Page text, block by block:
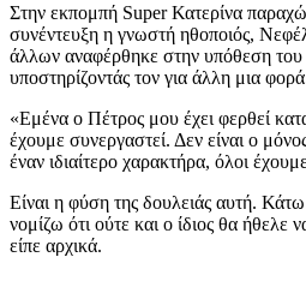
Στην εκπομπή Super Κατερίνα
συνέντευξη η γνωστή ηθοποιός,
άλλων αναφέρθηκε στην υπόθεση του
υποστηρίζοντάς τον για άλλη μια
«Εμένα ο Πέτρος μου έχει φερθεί
έχουμε συνεργαστεί. Δεν είναι ο
έναν ιδιαίτερο χαρακτήρα, όλοι
Είναι η φύση της δουλειάς αυτή.
νομίζω ότι ούτε και ο ίδιος θα ήθελε
είπε αρχικά.